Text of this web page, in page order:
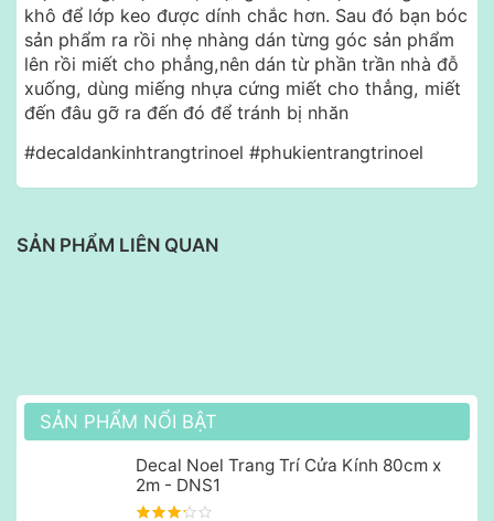
khô để lớp keo được dính chắc hơn. Sau đó bạn bóc
sản phẩm ra rồi nhẹ nhàng dán từng góc sản phẩm
lên rồi miết cho phẳng,nên dán từ phần trần nhà đỗ
xuống, dùng miếng nhựa cứng miết cho thẳng, miết
đến đâu gỡ ra đến đó để tránh bị nhăn
#decaldankinhtrangtrinoel #phukientrangtrinoel
SẢN PHẨM LIÊN QUAN
SẢN PHẨM NỔI BẬT
Decal Noel Trang Trí Cửa Kính 80cm x
2m - DNS1